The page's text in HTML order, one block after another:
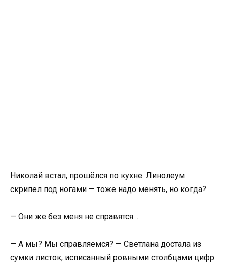
Николай встал, прошёлся по кухне. Линолеум
скрипел под ногами — тоже надо менять, но когда?
— Они же без меня не справятся…
— А мы? Мы справляемся? — Светлана достала из
сумки листок, исписанный ровными столбцами цифр.